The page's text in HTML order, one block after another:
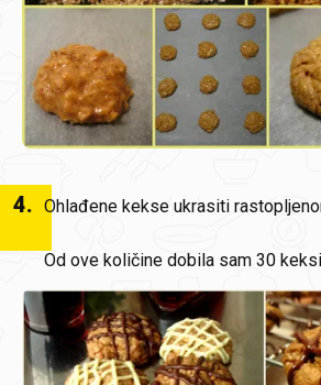
4. Ohlađene kekse ukrasiti
Od ove količine dobila sam 30